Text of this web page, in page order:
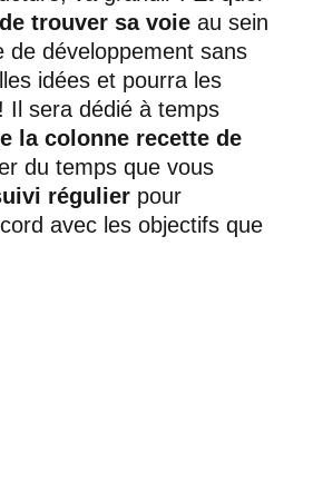
trouver sa voieau sein
développement sans
idées et pourra les
Il sera dédié à temps
la colonne recette de
du temps que vous
régulierpour
avec les objectifs que